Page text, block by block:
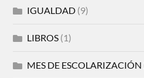
IGUALDAD (9)
LIBROS (1)
MES DE ESCOLARIZACIÓN